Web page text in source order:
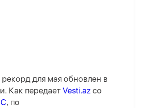
для мая обновлен в
Как передает Vesti.az со
, по